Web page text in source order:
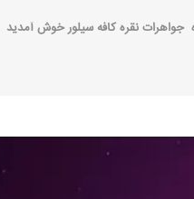
نقره کافه سیلور خوش آمدید